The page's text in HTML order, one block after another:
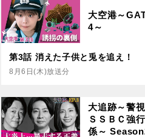
大空港～
4～
第3話 消えた子供と兎を追え！
8月6日(木)放送分
大追跡～警
ＳＳＢＣ強
係～